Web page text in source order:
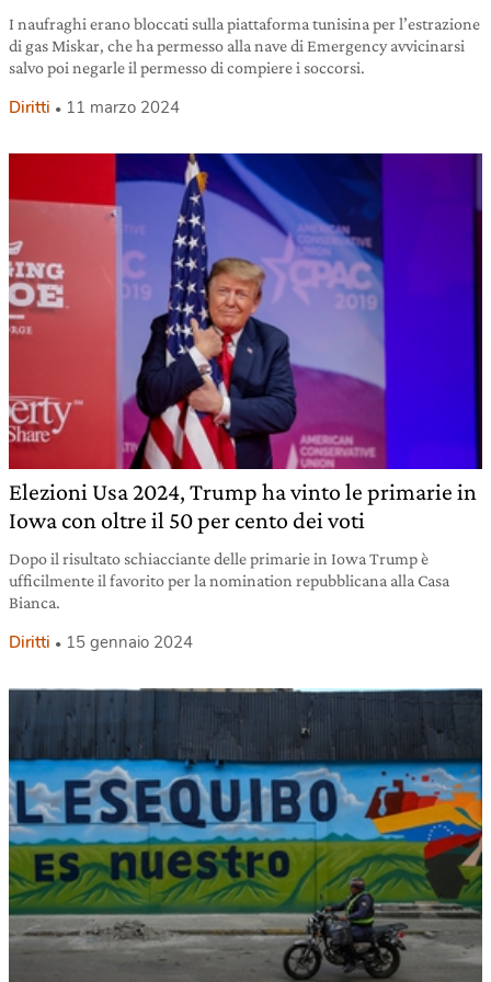
I naufraghi erano bloccati sulla piattaforma tunisina per l’estrazione
di gas Miskar, che ha permesso alla nave di Emergency avvicinarsi
salvo poi negarle il permesso di compiere i soccorsi.
Diritti 11 marzo 2024
Elezioni Usa 2024, Trump ha vinto le primarie in
Iowa con oltre il 50 per cento dei voti
Dopo il risultato schiacciante delle primarie in Iowa Trump è
ufficilmente il favorito per la nomination repubblicana alla Casa
Bianca.
Diritti 15 gennaio 2024